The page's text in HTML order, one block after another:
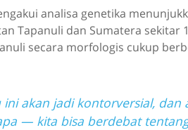
analisa genetika
Tapanuli dan Sumatera sekitar
secara morfologis cukup
ini akan jadi kontorversial,
— kita bisa berdebat